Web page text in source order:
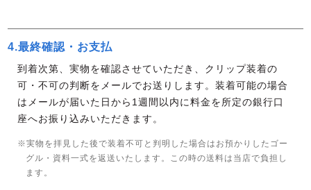
4.最終確認・お支払
到着次第、実物を確認させていただき、クリップ装着の
可・不可の判断をメールでお送りします。装着可能の場合
はメールが届いた日から1週間以内に料金を所定の銀行口
座へお振り込みいただきます。
※実物を拝見した後で装着不可と判明した場合はお預かりしたゴー
グル・資料一式を返送いたします。この時の送料は当店で負担し
ます。